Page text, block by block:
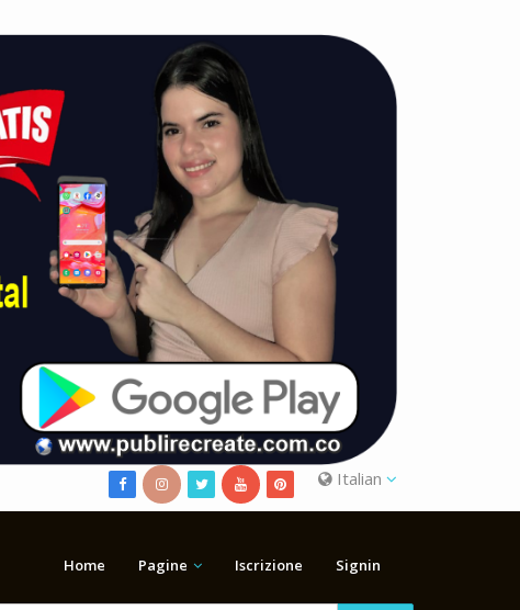
Italian
Home Pagine Iscrizione Signin